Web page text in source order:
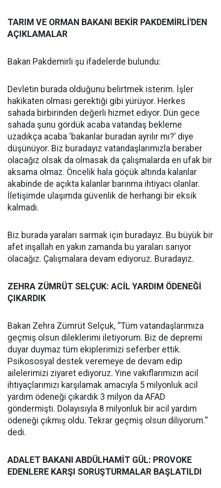
TARIM VE ORMAN BAKANI BEKİR PAKDEMİRLİ'DEN
AÇIKLAMALAR
Bakan Pakdemirli şu ifadelerde bulundu:
Devletin burada olduğunu belirtmek isterim. İşler
hakikaten olması gerektiği gibi yürüyor. Herkes
sahada birbirinden değerli hizmet ediyor. Dün gece
sahada şunu gördük acaba vatandaş bekleme
uzadıkça acaba ‘bakanlar buradan ayrılır mı?’ diye
düşünüyor. Biz buradayız vatandaşlarımızla beraber
olacağız olsak da olmasak da çalışmalarda en ufak bir
aksama olmaz. Öncelik hala göçük altında kalanlar
akabinde de açıkta kalanlar barınma ihtiyacı olanlar.
İletişimde ulaşımda güvenlik de herhangi bir eksik
kalmadı.
Biz burada yaraları sarmak için buradayız. Bu büyük bir
afet inşallah en yakın zamanda bu yaraları sarıyor
olacağız. Çalışmalara devam ediyoruz. Buradayız.
ZEHRA ZÜMRÜT SELÇUK: ACİL YARDIM ÖDENEĞİ
ÇIKARDIK
Bakan Zehra Zümrüt Selçuk, ''Tüm vatandaşlarımıza
geçmiş olsun dileklerimi iletiyorum. Biz de depremi
duyar duymaz tüm ekiplerimizi seferber ettik.
Psikososyal destek veremeye de devam edip
ailelerimizi ziyaret ediyoruz. Yine vakıflarımızın acil
ihtiyaçlarımızı karşılamak amacıyla 5 milyonluk acil
yardım ödeneği çıkardık 3 milyon da AFAD
göndermişti. Dolayısıyla 8 milyonluk bir acil yardım
ödeneği çıkmış oldu. Tekrar geçmiş olsun diliyorum.''
dedi.
ADALET BAKANI ABDÜLHAMİT GÜL: PROVOKE
EDENLERE KARŞI SORUŞTURMALAR BAŞLATILDI